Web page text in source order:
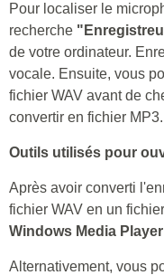
Pour localiser le
recherche
de votre ordinateur.
vocale. Ensuite, vous
fichier WAV avant de
convertir en fichier MP3.
Outils utilisés pour
Après avoir converti
fichier WAV en un
Windows Media Player
Alternativement, vous